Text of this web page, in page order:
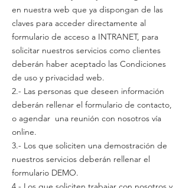
en nuestra web que ya dispongan de las
claves para acceder directamente al
formulario de acceso a INTRANET, para
solicitar nuestros servicios como clientes
deberán haber aceptado las Condiciones
de uso y privacidad web.
2.- Las personas que deseen información
deberán rellenar el formulario de contacto,
o agendar una reunión con nosotros vía
online.
3.- Los que soliciten una demostración de
nuestros servicios deberán rellenar el
formulario DEMO.